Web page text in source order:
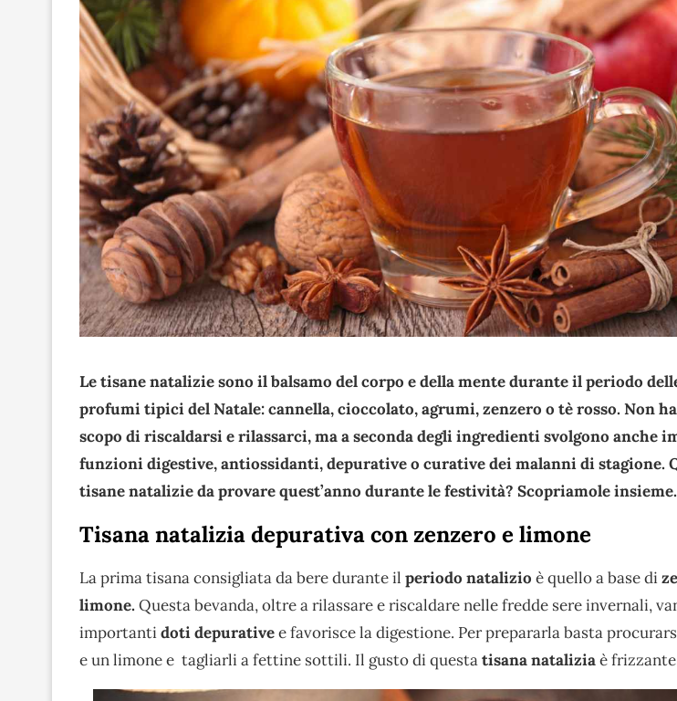
Le tisane natalizie sono il balsamo del corpo e della mente durante il periodo
profumi tipici del Natale: cannella, cioccolato, agrumi, zenzero o tè rosso. Non
scopo di riscaldarsi e rilassarci, ma a seconda degli ingredienti svolgono anche
funzioni digestive, antiossidanti, depurative o curative dei malanni di stagione.
tisane natalizie da provare quest’anno durante le festività? Scopriamole insieme.
Tisana natalizia depurativa con zenzero e limone
La prima tisana consigliata da bere durante il periodo natalizio è quello a base di
limone. Questa bevanda, oltre a rilassare e riscaldare nelle fredde sere invernali,
importantidoti depurativee favorisce la digestione. Per prepararla basta
e un limone e tagliarli a fettine sottili. Il gusto di questatisana nataliziaè